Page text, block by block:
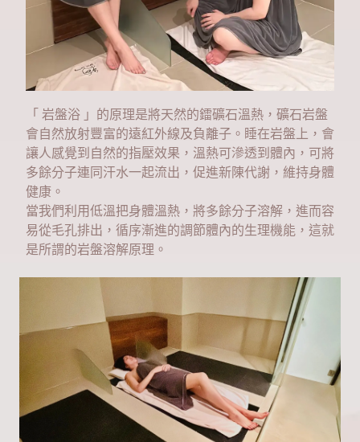
「 岩盤浴 」的原理是將天然的鐳礦石溫熱，礦石岩盤
會自然放射豐富的遠紅外線及負離子。睡在岩盤上，會
讓人感覺到自然的指壓效果，溫熱可滲透到體內，可將
多餘分子連同汗水一起流出，促進新陳代謝，維持身體
健康。
當我們利用低溫把身體溫熱，將多餘分子溶解，進而容
易從毛孔排出，循序漸進的調節體內的生理機能，這就
是所謂的岩盤溶解原理。